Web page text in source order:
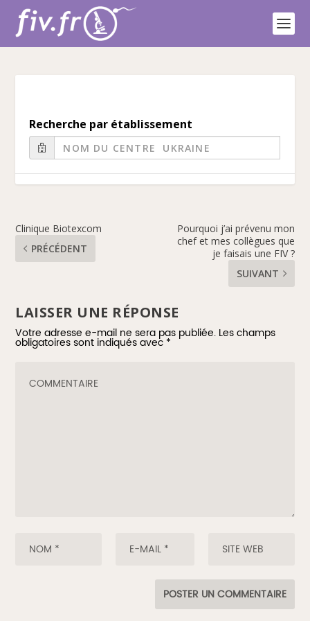
Recherche par établissement
Clinique Biotexcom
PRÉCÉDENT
Pourquoi j’ai prévenu mon
chef et mes collègues que
je faisais une FIV ?
SUIVANT
LAISSER UNE RÉPONSE
Votre adresse e-mail ne sera pas publiée. Les champs
obligatoires sont indiqués avec *